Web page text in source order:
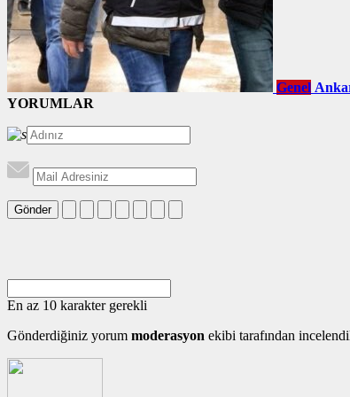
Genel
YORUMLAR
Gönder
En az 10 karakter gerekli
Gönderdiğiniz yorum moderasyon ekibi tarafından